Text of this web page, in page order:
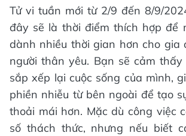
Tử vi tuần mới từ 2/9 đến 8/9/
đây sẽ là thời điểm thích hợp để
dành nhiều thời gian hơn cho gia
người thân yêu. Bạn sẽ cảm
sắp xếp lại cuộc sống của mình,
phiền nhiễu từ bên ngoài để tạo
thoải mái hơn. Mặc dù công việc
số thách thức, nhưng nếu biết